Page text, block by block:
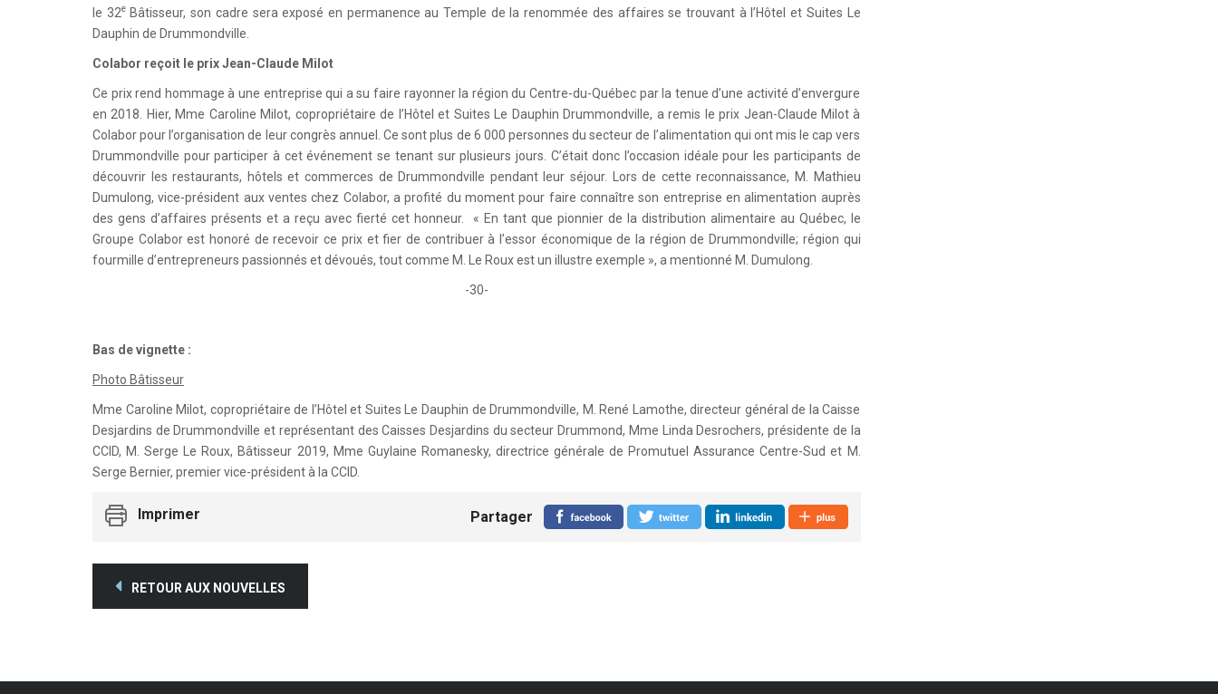
le 32eBâtisseur, son cadre sera exposé en permanence au Temple de la renommée des affaires se trouvant à l’Hôtel et Suites Le
Dauphin de Drummondville.
Colabor reçoit le prix Jean-Claude Milot
Ce prix rend hommage à une entreprise qui a su faire rayonner la région du Centre-du-Québec par la tenue d’une activité d’envergure
en 2018. Hier, Mme Caroline Milot, copropriétaire de l’Hôtel et Suites Le Dauphin Drummondville, a remis le prix Jean-Claude Milot à
Colabor pour l’organisation de leur congrès annuel. Ce sont plus de 6 000 personnes du secteur de l’alimentation qui ont mis le cap vers
Drummondville pour participer à cet événement se tenant sur plusieurs jours. C’était donc l’occasion idéale pour les participants de
découvrir les restaurants, hôtels et commerces de Drummondville pendant leur séjour. Lors de cette reconnaissance, M. Mathieu
Dumulong, vice-président aux ventes chez Colabor, a profité du moment pour faire connaître son entreprise en alimentation auprès
des gens d’affaires présents et a reçu avec fierté cet honneur. « En tant que pionnier de la distribution alimentaire au Québec, le
Groupe Colabor est honoré de recevoir ce prix et fier de contribuer à l’essor économique de la région de Drummondville; région qui
fourmille d’entrepreneurs passionnés et dévoués, tout comme M. Le Roux est un illustre exemple », a mentionné M. Dumulong.
-30-
Bas de vignette :
Photo Bâtisseur
Mme Caroline Milot, copropriétaire de l’Hôtel et Suites Le Dauphin de Drummondville, M. René Lamothe, directeur général de la Caisse
Desjardins de Drummondville et représentant des Caisses Desjardins du secteur Drummond, Mme Linda Desrochers, présidente de la
CCID, M. Serge Le Roux, Bâtisseur 2019, Mme Guylaine Romanesky, directrice générale de Promutuel Assurance Centre-Sud et M.
Serge Bernier, premier vice-président à la CCID.
Imprimer Partager
RETOUR AUX NOUVELLES